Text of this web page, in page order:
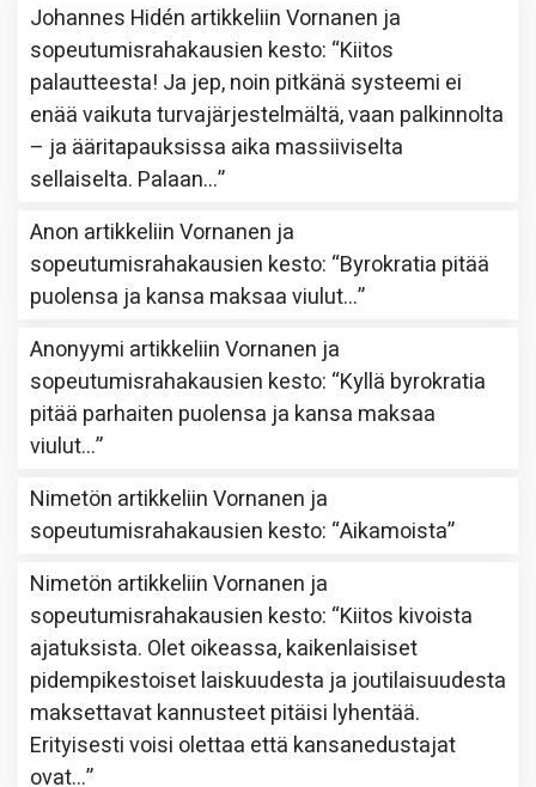
Johannes Hidén artikkeliinVornanen ja
sopeutumisrahakausien kesto: “Kiitos
palautteesta! Ja jep, noin pitkänä systeemi ei
enää vaikuta turvajärjestelmältä, vaan palkinnolta
– ja ääritapauksissa aika massiiviselta
sellaiselta. Palaan…”
Anon artikkeliinVornanen ja
sopeutumisrahakausien kesto: “Byrokratia pitää
puolensa ja kansa maksaa viulut…”
Anonyymi artikkeliinVornanen ja
sopeutumisrahakausien kesto: “Kyllä byrokratia
pitää parhaiten puolensa ja kansa maksaa
viulut…”
Nimetön artikkeliinVornanen ja
sopeutumisrahakausien kesto: “Aikamoista”
Nimetön artikkeliinVornanen ja
sopeutumisrahakausien kesto: “Kiitos kivoista
ajatuksista. Olet oikeassa, kaikenlaisiset
pidempikestoiset laiskuudesta ja joutilaisuudesta
maksettavat kannusteet pitäisi lyhentää.
Erityisesti voisi olettaa että kansanedustajat
ovat…”